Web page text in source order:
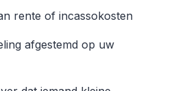
rente of incassokosten
afgestemd op uw